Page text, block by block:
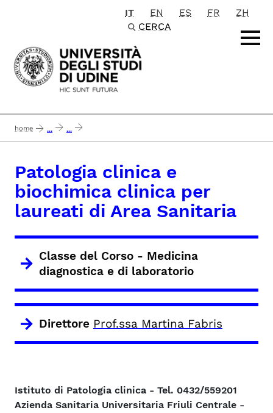
Passa al contenuto principale
IT EN ES FR
ZH
CERCA
home ... ...
Patologia clinica e
biochimica clinica per
laureati di Area Sanitaria
Classe del Corso - Medicina
diagnostica e di laboratorio
Direttore Prof.ssa Martina Fabris
Istituto di Patologia clinica - Tel. 0432/559201
Azienda Sanitaria Universitaria Friuli Centrale -